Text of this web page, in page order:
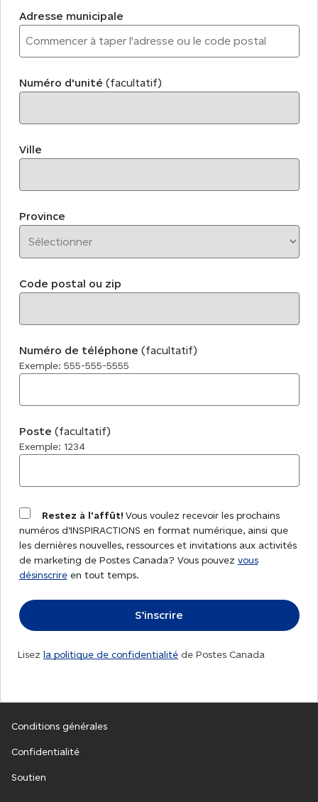
Adresse municipale
Numéro d'unité (facultatif)
Ville
Province
Code postal ou zip
Numéro de téléphone (facultatif)
Exemple: 555-555-5555
Poste (facultatif)
Exemple: 1234
Restez à l'affût!Vous voulez recevoir les prochains
numéros d’INSPIRACTIONS en format numérique, ainsi que
les dernières nouvelles, ressources et invitations aux activités
de marketing de Postes Canada? Vous pouvez vous
désinscrireen tout temps.
Lisez la politique de confidentialité de Postes Canada
Conditions générales
Confidentialité
Soutien